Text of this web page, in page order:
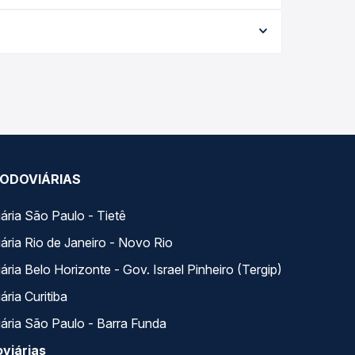
a melhor oferta para o seu roteiro.
São Paulo - Tietê
Rio de Janeiro - Novo Rio
Belo Horizonte - Gov. Israel Pinheiro (Tergip)
Curitiba
São Paulo - Barra Funda